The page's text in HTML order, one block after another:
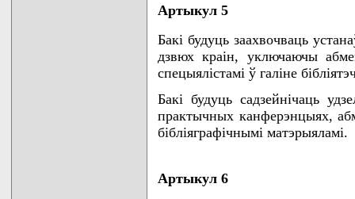
Артыкул 5
Бакi будуць заахвочваць
дзвюх краiн, уключаючы
спецыялiстамi ў галiне
Бакi будуць садзейнiчаць
практычных канферэнцыях,
бiблiяграфiчнымi матэрыяламi.
Артыкул 6